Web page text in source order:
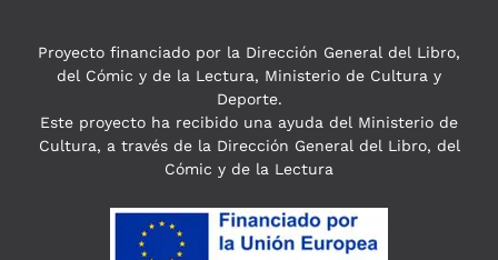
Proyecto financiado por la Dirección General del Libro,
del Cómic y de la Lectura, Ministerio de Cultura y
Deporte.
Este proyecto ha recibido una ayuda del Ministerio de
Cultura, a través de la Dirección General del Libro, del
Cómic y de la Lectura